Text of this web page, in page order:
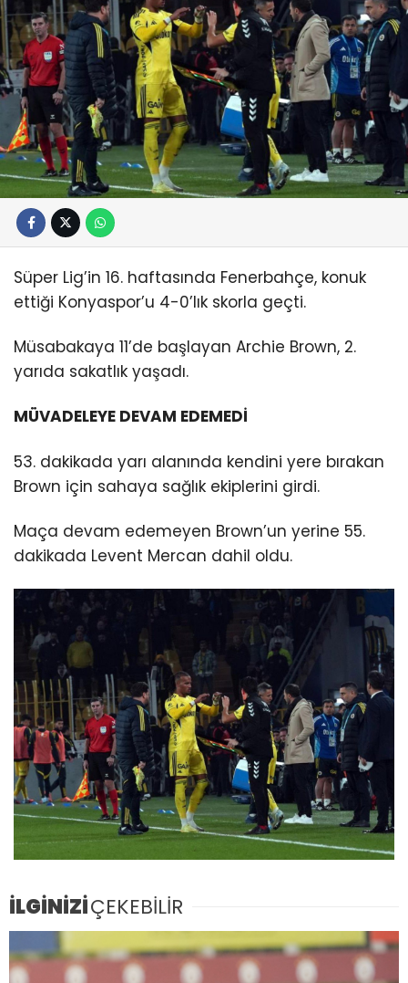
Süper Lig’in 16. haftasında Fenerbahçe, konuk
ettiği Konyaspor’u 4-0’lık skorla geçti.
Müsabakaya 11’de başlayan Archie Brown, 2.
yarıda sakatlık yaşadı.
MÜVADELEYE DEVAM EDEMEDİ
53. dakikada yarı alanında kendini yere bırakan
Brown için sahaya sağlık ekiplerini girdi.
Maça devam edemeyen Brown’un yerine 55.
dakikada Levent Mercan dahil oldu.
İLGİNİZİÇEKEBİLİR